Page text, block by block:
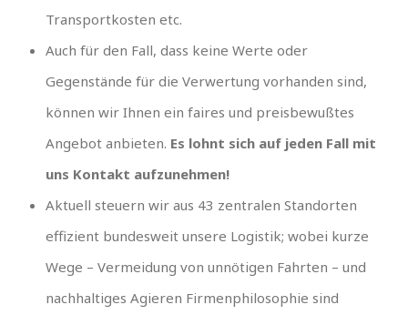
Transportkosten etc.
Auch für den Fall, dass keine Werte oder
Gegenstände für die Verwertung vorhanden sind,
können wir Ihnen ein faires und preisbewußtes
Angebot anbieten. Es lohnt sich auf jeden Fall mit
uns Kontakt aufzunehmen!
Aktuell steuern wir aus 43 zentralen Standorten
effizient bundesweit unsere Logistik; wobei kurze
Wege – Vermeidung von unnötigen Fahrten – und
nachhaltiges Agieren Firmenphilosophie sind